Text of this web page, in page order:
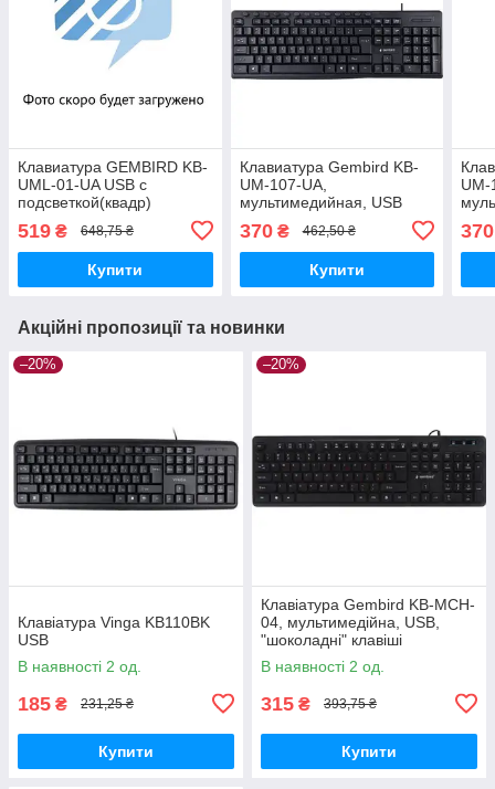
Клавиатура GEMBIRD KB-
UML-01-UA USB с
подсветкой(квадр)
519 ₴ 648,75 ₴
Купити
Клавиатура Gembird KB-
UM-107-UA,
мультимедийная, USB
370₴ 462,50 ₴
Купити
UM-
370
Акційні пропозиції та новинки
–20%
Клавіатура Vinga KB110BK
USB
В наявності 2 од.
185 ₴ 231,25 ₴
Купити
–20%
Клавіатура Gembird KB-MCH-
04, мультимедійна, USB,
"шоколадні" клавіші
В наявності 2 од.
315 ₴ 393,75 ₴
Купити